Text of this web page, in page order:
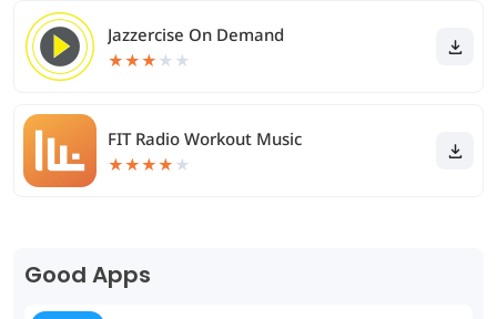
Jazzercise On Demand
★★★ ★ ★
FIT Radio Workout Music
★★★★ ★
Good Apps